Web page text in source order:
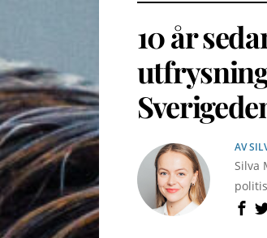
10 år
AV
Silva